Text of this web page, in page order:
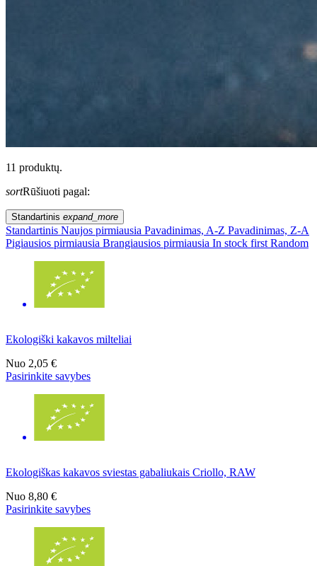
11 produktų.
sortRūšiuoti pagal:
Standartinis expand_more
Standartinis Naujos pirmiausia Pavadinimas, A-Z Pavadinimas, Z-A
Pigiausios pirmiausia Brangiausios pirmiausia In stock first Random
Ekologiški kakavos milteliai
Nuo 2,05 €
Pasirinkite savybes
Ekologiškas kakavos sviestas gabaliukais Criollo, RAW
Nuo 8,80 €
Pasirinkite savybes